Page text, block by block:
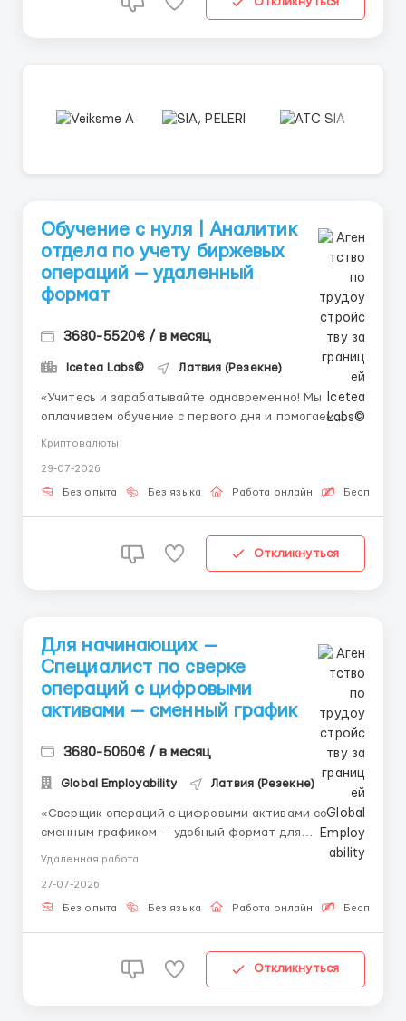
Обучение с нуля | Аналитик
отдела по учету биржевых
операций — удаленный
формат
3680-5520€ / в месяц
Icetea Labs© Латвия (Резекне)
«Учитесь и зарабатывайте одновременно! Мы
оплачиваем обучение с первого дня и помогаем
удаленная работа Обучение: За счет компании с
первых дней Учет биржевых операций — важный ...
Криптовалюты
29-07-2026
Без опыта Без языка Работа онлайн
Откликнуться
Для начинающих —
Специалист по сверке
операций с цифровыми
активами — сменный график
3680-5060€ / в месяц
Global Employability Латвия (Резекне)
«Сверщик операций с цифровыми активами со
сменным графиком — удобный формат для
совмещения с другими делами.» 👤 Связь с HR
удаленная работа График: Гибкое сменное
планирование Сверка операций с цифровыми
Удаленная работа
27-07-2026
Без опыта Без языка Работа онлайн
Откликнуться